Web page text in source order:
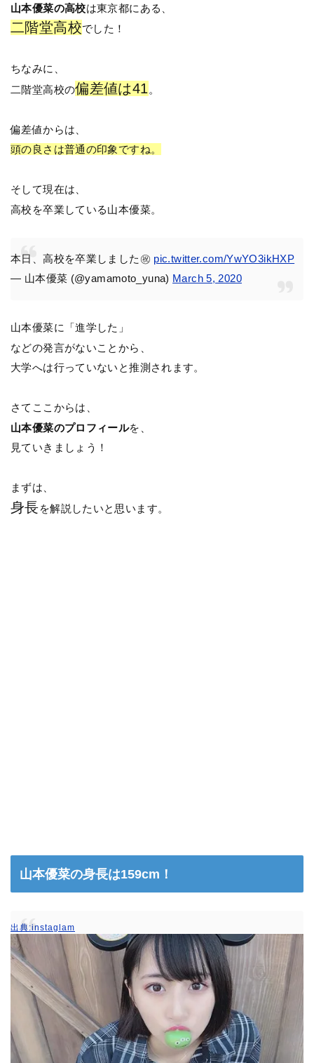
山本優菜の高校は東京都にある、
二階堂高校でした！
ちなみに、
二階堂高校の偏差値は41 。
偏差値からは、
頭の良さは普通の印象ですね。
そして現在は、
高校を卒業している山本優菜。
本日、高校を卒業しました㊗️ pic.twitter.com/YwYO3ikHXP
— 山本優菜 (@yamamoto_yuna) March 5, 2020
山本優菜に「進学した」
などの発言がないことから、
大学へは行っていないと推測されます。
さてここからは、
山本優菜のプロフィールを、
見ていきましょう！
まずは、
身長を解説したいと思います。
山本優菜の身長は159cm！
出典:instaglam